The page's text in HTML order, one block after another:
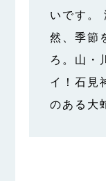
いです。
然、季節
ろ。山・
イ！石見
のある大